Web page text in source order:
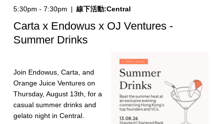
5:30pm - 7:30pm | 線下活動:Central
Carta x Endowus x OJ Ventures -
Summer Drinks
Join Endowus, Carta, and
Orange Juice Ventures on
Thursday, August 13th, for a
casual summer drinks and
gelato night in Central.